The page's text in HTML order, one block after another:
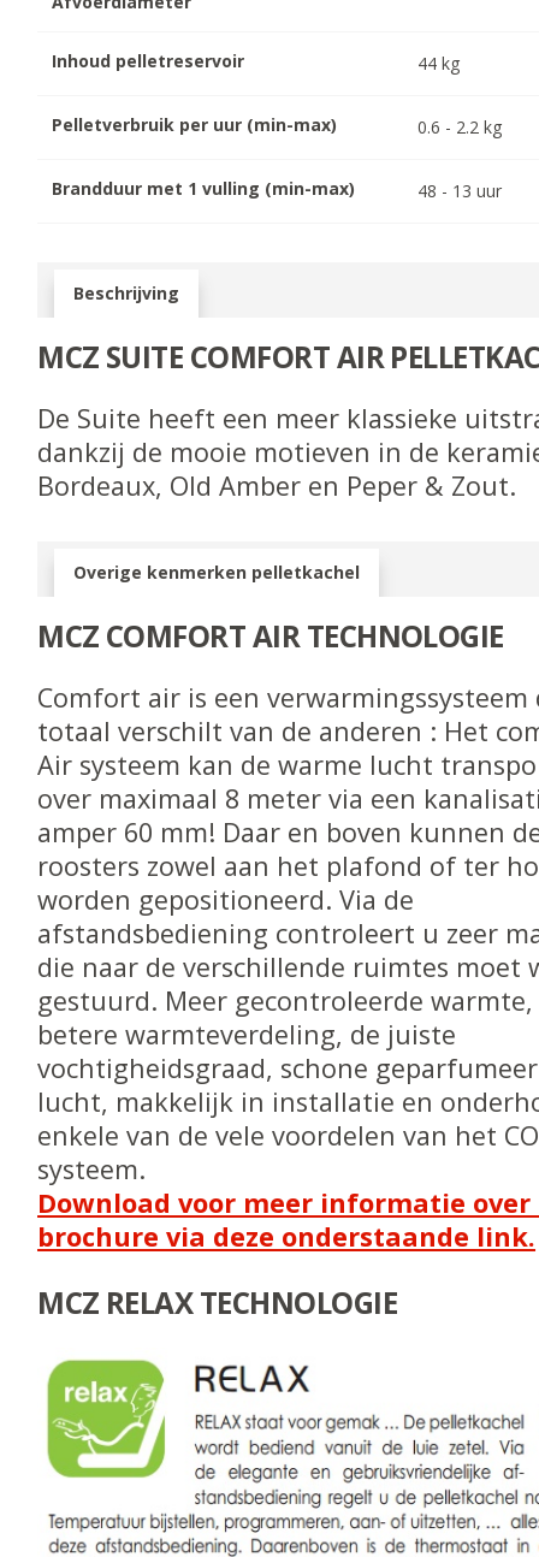
Inhoud pelletreservoir 44 kg
Pelletverbruik per uur (min-max) 0.6 - 2.2 kg
Brandduur met 1 vulling (min-max) 48 - 13 uur
Beschrijving
MCZ SUITE COMFORT AIR
De Suite heeft een meer klassieke
dankzij de mooie motieven in de
Bordeaux, Old Amber en Peper & Zout.
Overige kenmerken pelletkachel
MCZ COMFORT AIR TECHNOLOGIE
Comfort air is een verwarmingssysteem
totaal verschilt van de anderen : Het
Air systeem kan de warme lucht
over maximaal 8 meter via een
amper 60 mm! Daar en boven kunnen
roosters zowel aan het plafond of ter
worden gepositioneerd. Via de
afstandsbediening controleert u zeer
die naar de verschillende ruimtes moet
gestuurd. Meer gecontroleerde
betere warmteverdeling, de juiste
vochtigheidsgraad, schone
lucht, makkelijk in installatie en
enkele van de vele voordelen van het
systeem.
Download voor meer informatie
brochure via deze onderstaande link.
MCZ RELAX TECHNOLOGIE